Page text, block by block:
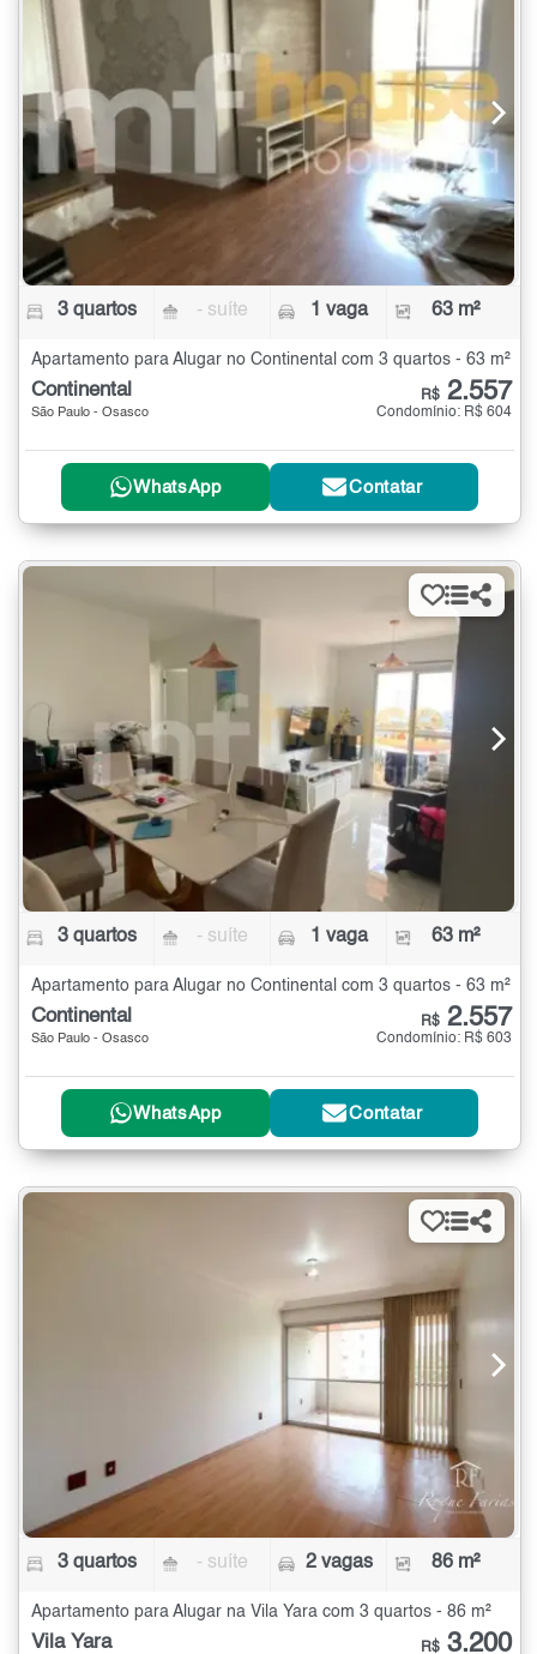
3 quartos - suíte 1 vaga 63 m²
Apartamento para Alugar no Continental com 3 quartos - 63 m²
Continental
São Paulo - Osasco
R$ 2.557
Condomínio: R$ 604
WhatsApp Contatar
3 quartos - suíte 1 vaga 63 m²
Apartamento para Alugar no Continental com 3 quartos - 63 m²
Continental
São Paulo - Osasco
R$ 2.557
Condomínio: R$ 603
WhatsApp Contatar
3 quartos - suíte 2 vagas 86 m²
Apartamento para Alugar na Vila Yara com 3 quartos - 86 m²
Vila Yara R$ 3.200